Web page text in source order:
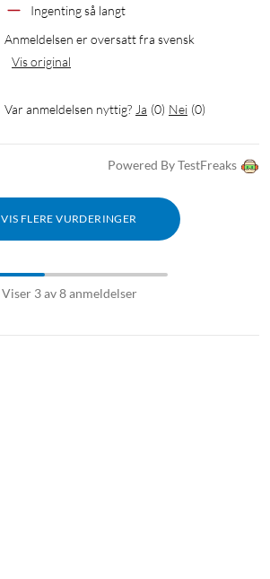
Ingenting så langt
Anmeldelsen er oversatt fra svensk
Vis original
Var anmeldelsen nyttig? Ja (0) Nei (0)
Powered By TestFreaks
VIS FLERE VURDERINGER
Viser 3 av 8 anmeldelser